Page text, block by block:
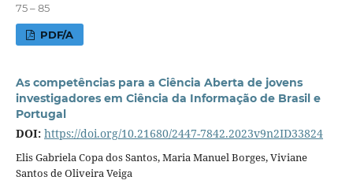
75 – 85
PDF/A
As competências para a Ciência Aberta de jovens
investigadores em Ciência da Informação de Brasil e
Portugal
DOI: https://doi.org/10.21680/2447-7842.2023v9n2ID33824
Elis Gabriela Copa dos Santos, Maria Manuel Borges, Viviane
Santos de Oliveira Veiga